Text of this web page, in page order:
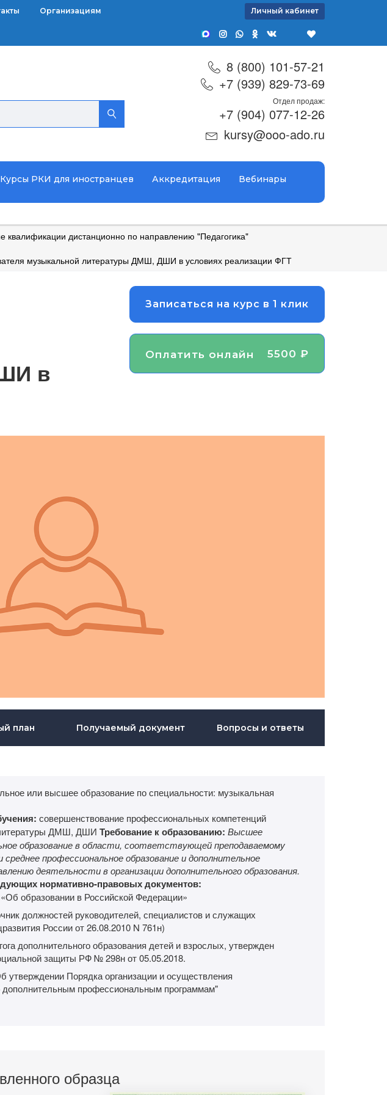
Организациям Личный кабинет
8 (800) 101-57-21
+7 (939) 829-73-69
Отдел продаж:
+7 (904) 077-12-26
kursy@ooo-ado.ru
Курсы РКИ для иностранцев Аккредитация Вебинары
квалификации дистанционно по направлению "Педагогика"
музыкальной литературы ДМШ, ДШИ в условиях реализации ФГТ
в
Записаться на курс в 1 клик
Оплатить онлайн 5500 ₽
план Получаемый документ Вопросы и ответы
или высшее образование по специальности: музыкальная
совершенствование профессиональных компетенций
литературы ДМШ, ДШИ Требование к образованию: Высшее
образование в области, соответствующей преподаваемому
профессиональное образование и дополнительное
деятельности в организации дополнительного образования.
нормативно-правовых документов:
образовании в Российской Федерации»
должностей руководителей, специалистов и служащих
России от 26.08.2010 N 761н)
дополнительного образования детей и взрослых, утвержден
защиты РФ № 298н от 05.05.2018.
утверждении Порядка организации и осуществления
дополнительным профессиональным программам"
образца